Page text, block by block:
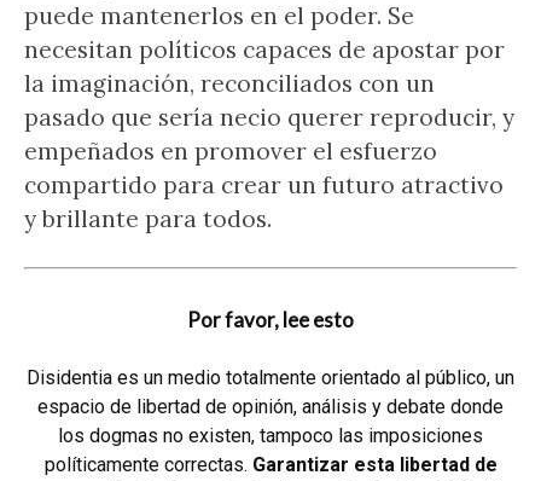
puede mantenerlos en el poder. Se
necesitan políticos capaces de apostar por
la imaginación, reconciliados con un
pasado que sería necio querer reproducir, y
empeñados en promover el esfuerzo
compartido para crear un futuro atractivo
y brillante para todos.
Por favor, lee esto
Disidentia es un medio totalmente orientado al público, un
espacio de libertad de opinión, análisis y debate donde
los dogmas no existen, tampoco las imposiciones
políticamente correctas. Garantizar esta libertad de